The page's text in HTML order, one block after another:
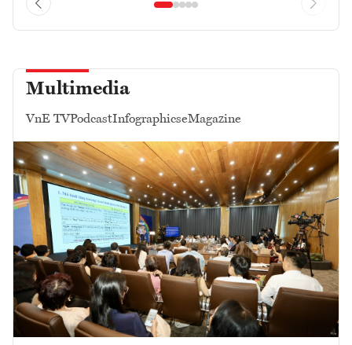
Multimedia
VnE TVPodcastInfographicseMagazine